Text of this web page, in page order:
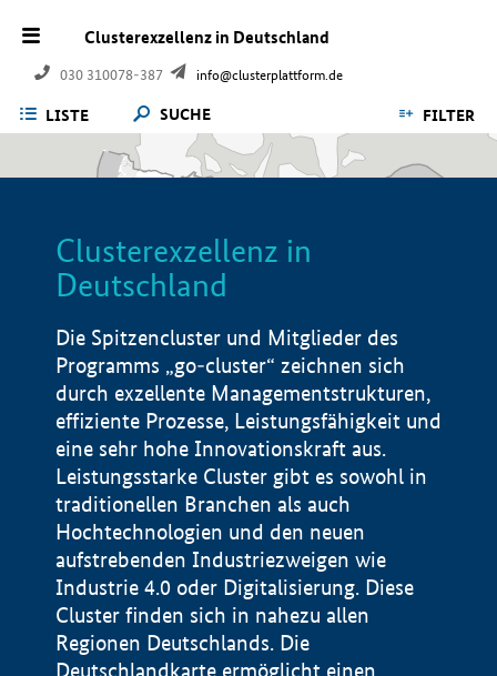
Clusterexzellenz in Deutschland
030 310078-387 info@clusterplattform.de
LISTE SUCHE FILTER
Clusterexzellenz in
Deutschland
Die Spitzencluster und Mitglieder des
Programms „go-cluster“ zeichnen sich
durch exzellente Managementstrukturen,
effiziente Prozesse, Leistungsfähigkeit und
eine sehr hohe Innovationskraft aus.
Leistungsstarke Cluster gibt es sowohl in
traditionellen Branchen als auch
Hochtechnologien und den neuen
aufstrebenden Industriezweigen wie
Industrie 4.0 oder Digitalisierung. Diese
Cluster finden sich in nahezu allen
Regionen Deutschlands. Die
Deutschlandkarte ermöglicht einen